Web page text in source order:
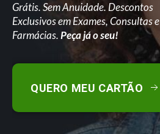
Grátis. Sem Anuidade. Descontos
Exclusivos em Exames, Consultas e
Farmácias.Peça já o seu!
QUERO MEU CARTÃO